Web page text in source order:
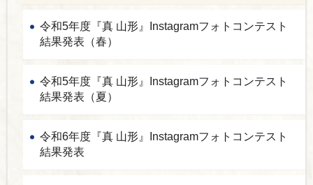
令和5年度『真 山形』Instagramフォトコンテスト
結果発表（春）
令和5年度『真 山形』Instagramフォトコンテスト
結果発表（夏）
令和6年度『真 山形』Instagramフォトコンテスト
結果発表